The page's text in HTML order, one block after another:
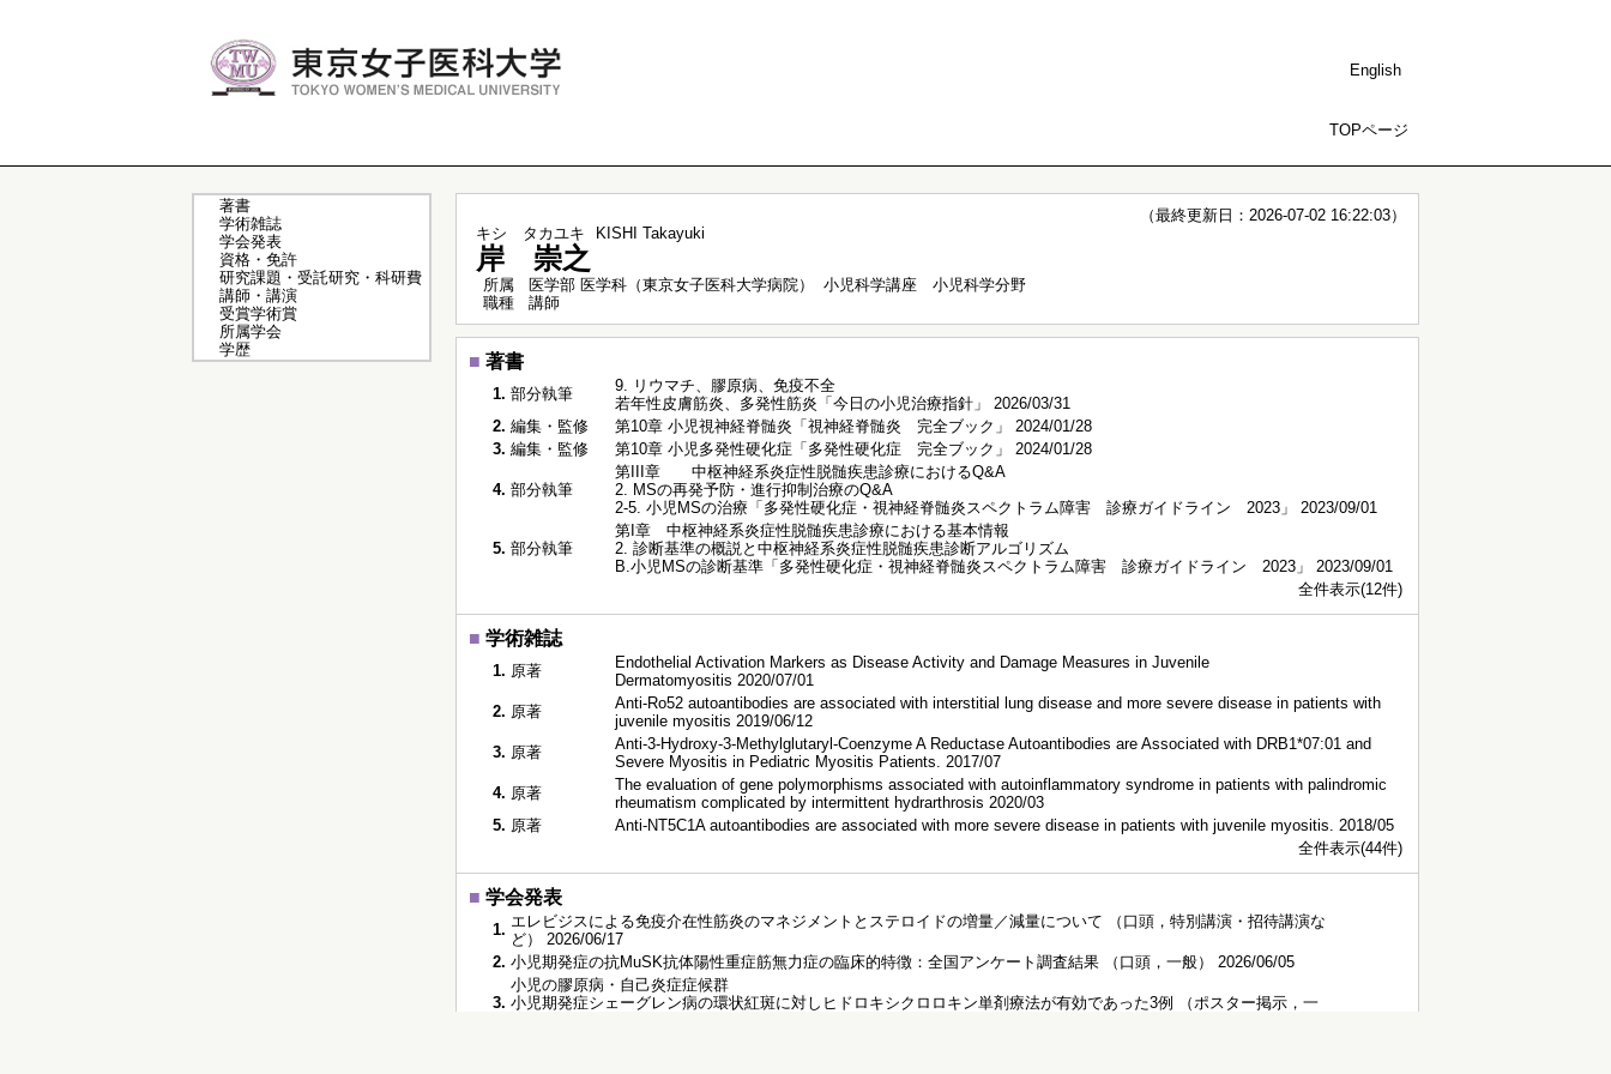
English
TOPページ
著書
学術雑誌
学会発表
資格・免許
研究課題・受託研究・科研費
講師・講演
受賞学術賞
所属学会
学歴
（最終更新日：2026-07-02 16:22:03）
キシ タカユキ
KISHI Takayuki
岸 崇之
所属
医学部 医学科（東京女子医科大学病院） 小児科学講座 小児科学分野
職種
講師
■ 著書
1. 部分執筆
9. リウマチ、膠原病、免疫不全
若年性皮膚筋炎、多発性筋炎「今日の小児治療指針」 2026/03/31
2. 編集・監修
第10章 小児視神経脊髄炎「視神経脊髄炎 完全ブック」 2024/01/28
3. 編集・監修 第10章 小児多発性硬化症「多発性硬化症 完全ブック」 2024/01/28
4. 部分執筆
第III章 中枢神経系炎症性脱髄疾患診療におけるQ&A
2. MSの再発予防・進行抑制治療のQ&A
2-5. 小児MSの治療「多発性硬化症・視神経脊髄炎スペクトラム障害 診療ガイドライン 2023」 2023/09/01
5. 部分執筆
第I章 中枢神経系炎症性脱髄疾患診療における基本情報
2. 診断基準の概説と中枢神経系炎症性脱髄疾患診断アルゴリズム
B.小児MSの診断基準「多発性硬化症・視神経脊髄炎スペクトラム障害 診療ガイドライン 2023」 2023/09/01
全件表示(12件)
■ 学術雑誌
1. 原著
Endothelial Activation Markers as Disease Activity and Damage Measures in Juvenile
Dermatomyositis 2020/07/01
2. 原著
Anti-Ro52 autoantibodies are associated with interstitial lung disease and more severe disease in patients with
juvenile myositis 2019/06/12
3. 原著
Anti-3-Hydroxy-3-Methylglutaryl-Coenzyme A Reductase Autoantibodies are Associated with DRB1*07:01 and
Severe Myositis in Pediatric Myositis Patients. 2017/07
4. 原著
The evaluation of gene polymorphisms associated with autoinflammatory syndrome in patients with palindromic
rheumatism complicated by intermittent hydrarthrosis 2020/03
5. 原著
Anti-NT5C1A autoantibodies are associated with more severe disease in patients with juvenile myositis. 2018/05
全件表示(44件)
■ 学会発表
1. エレビジスによる免疫介在性筋炎のマネジメントとステロイドの増量／減量について （口頭，特別講演・招待講演な
ど） 2026/06/17
2. 小児期発症の抗MuSK抗体陽性重症筋無力症の臨床的特徴：全国アンケート調査結果 （口頭，一般） 2026/06/05
3.
小児の膠原病・自己炎症症候群
小児期発症シェーグレン病の環状紅斑に対しヒドロキシクロロキン単剤療法が有効であった3例 （ポスター掲示，一